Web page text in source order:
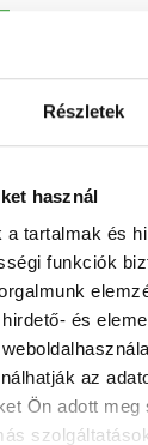
Részletek
használ
a tartalmak és
funkciók
és
az
Ön adott
Budapest,